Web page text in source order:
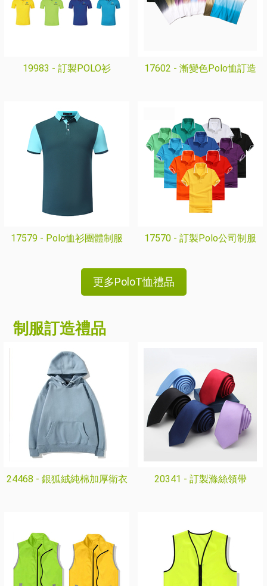
19983 - 訂製POLO衫 17602 - 漸變色Polo恤訂造
17579 - Polo恤衫團體制服 17570 - 訂製Polo公司制服
更多PoloT恤禮品
制服訂造禮品
24468 - 銀狐絨純棉加厚衛衣 20341 - 訂製滌絲領帶